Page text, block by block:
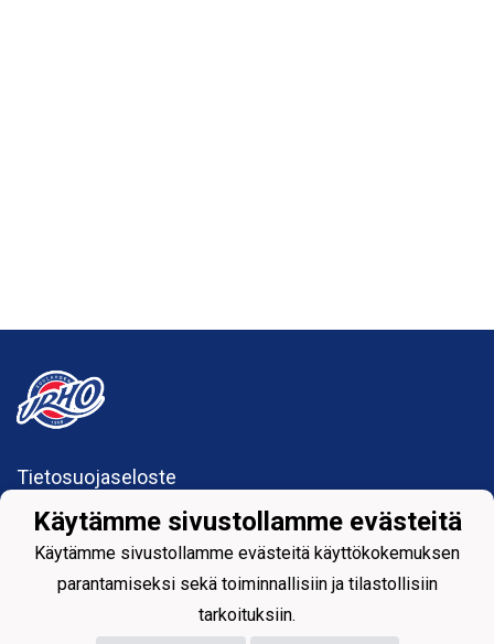
Tietosuojaseloste
Suolahden Urho
urhohockey@gmail.com
Sumiaistentie 27
44200 Suolahti
Käytämme sivustollamme evästeitä
Käytämme sivustollamme evästeitä käyttökokemuksen
parantamiseksi sekä toiminnallisiin ja tilastollisiin
tarkoituksiin.